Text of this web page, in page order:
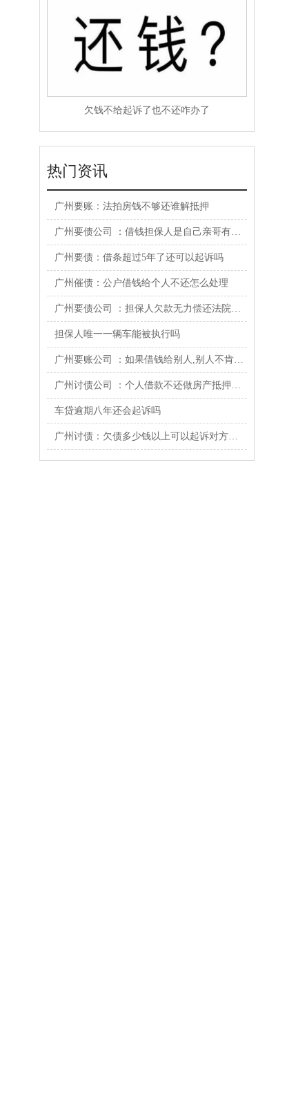
欠钱不给起诉了也不还咋办了
热门资讯
广州要账：法拍房钱不够还谁解抵押
广州要债公司 ：借钱担保人是自己亲哥有效吗
广州要债：借条超过5年了还可以起诉吗
广州催债：公户借钱给个人不还怎么处理
担保人唯一一辆车能被执行吗
广州要账公司 ：如果借钱给别人,别人不肯还怎么办
车贷逾期八年还会起诉吗
广州讨债：欠债多少钱以上可以起诉对方财产损失